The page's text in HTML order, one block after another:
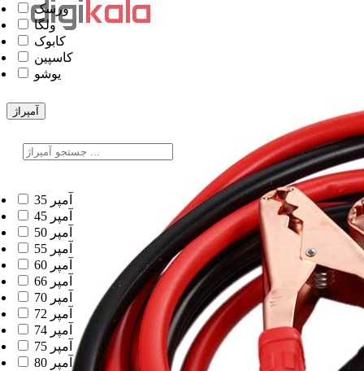
ورسک
ولگا
کابوک
کاسپین
یوشو
آمپراژ
35 آمپر
45 آمپر
50 آمپر
55 آمپر
60 آمپر
66 آمپر
70 آمپر
72 آمپر
74 آمپر
75 آمپر
80 آمپر